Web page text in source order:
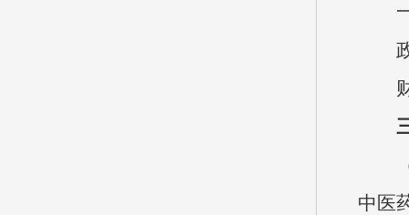
一
政
财
（
中医